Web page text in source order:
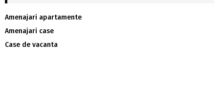
Amenajari apartamente
Amenajari case
Case de vacanta